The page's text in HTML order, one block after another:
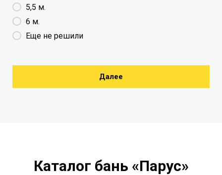
5,5 м.
6 м.
Еще не решили
Далее
Каталог бань «Парус»